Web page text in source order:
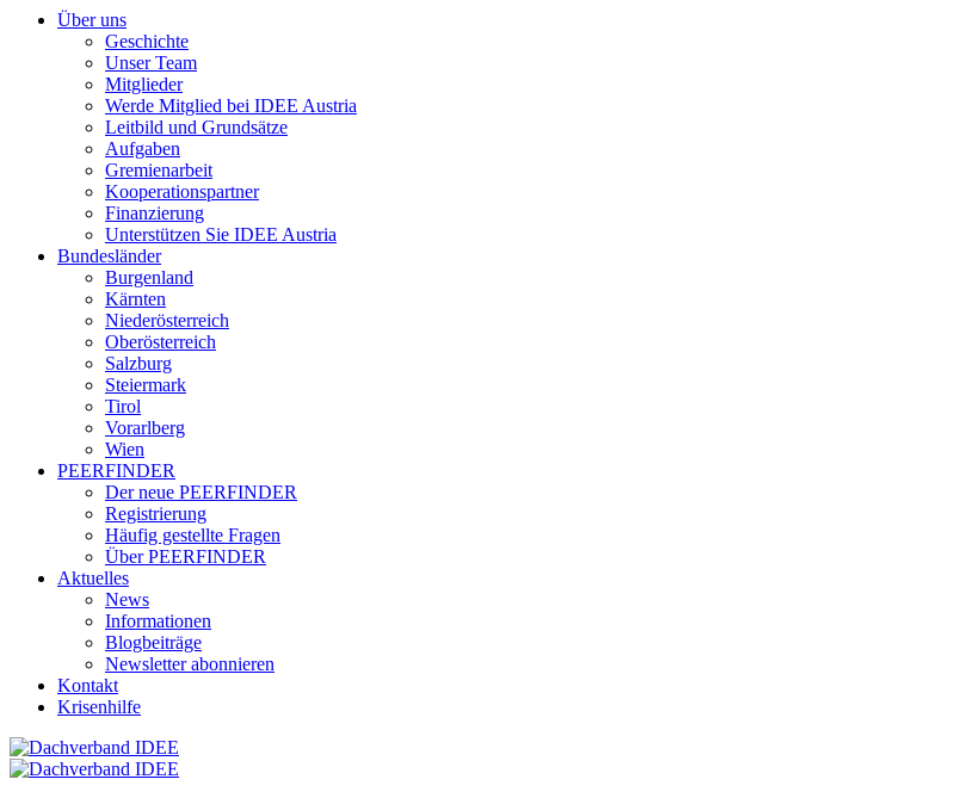
Über uns
Geschichte
Unser Team
Mitglieder
Werde Mitglied bei IDEE Austria
Leitbild und Grundsätze
Aufgaben
Gremienarbeit
Kooperationspartner
Finanzierung
Unterstützen Sie IDEE Austria
Bundesländer
Burgenland
Kärnten
Niederösterreich
Oberösterreich
Salzburg
Steiermark
Tirol
Vorarlberg
Wien
PEERFINDER
Der neue PEERFINDER
Registrierung
Häufig gestellte Fragen
Über PEERFINDER
Aktuelles
News
Informationen
Blogbeiträge
Newsletter abonnieren
Kontakt
Krisenhilfe